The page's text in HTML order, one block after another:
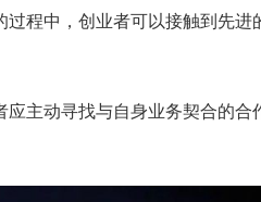
程中，创业者可以接触到先进
主动寻找与自身业务契合的合